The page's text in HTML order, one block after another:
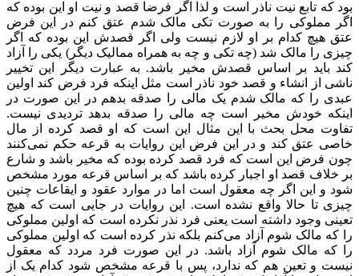
بود که تابع نیت ناذر است و لذا اگر فرضا قصد و نیت او این بوده که
اگر مملوکی را به صورت تکی مالک شدم عتق کنم در این فرض
عتق هیچ کدام بر او لازم نیست ولی اگر قصدش این بوده که اگر
چیزی را مالک شد (چه تکی و چه به همراه ممالیک دیگر) یکی را آزاد
کند باید بر اساس قصدش مخیر باشد. به عبارت دیگر این تخییر
ناشی از انشاء و قصد خود ناذر است مثل اینکه فرد فرض کند اولین
عبدی را که مالک شدم یک مالی را صدقه بدهم در این صورت در
اینکه خودش مخیر است چه مالی را صدقه بدهد تردیدی نیست.
تفاوت محل بحث با این مثال این است که او قصد کرده از مال
خاصی عتق کند و در این فرض این روایات به قرعه حکم نمی‌کنند
چون فرض این است که فرد قصد کرده بوده که مخیر باشد و شارع
بر خلاف قصد او اجبار کرده باشد که بر اساس قرعه مورد مشخص
شود و این اگر چه معقول است اما در موارد عقود و ایقاعات چنین
چیزی تا حالا واقع نشده است. این روایات در جایی است که هیچ
تعینی وجود داشته است یعنی فرد نذر نکرده است که اولین مملوکی
را که مالک شوم آزاد می‌کنم بلکه نذر کرده است که اولین مملوکی
را که مالک شوم آزاد باشد. در این صورت فرد مردد که معقول
نیست و تعین هم که ندارد، پس با قرعه مشخص شود کدام یک از